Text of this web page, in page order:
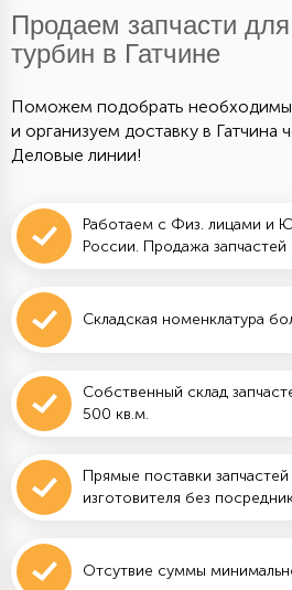
Продаем запчасти
турбин в Гатчине
Поможем подобрать
и организуем доставку в
Деловые линии!
Работаем с Физ. лицами и
России. Продажа
Складская номенклатура
Собственный склад
500 кв.м.
Прямые поставки запчастей
изготовителя без
Отсутвие суммы